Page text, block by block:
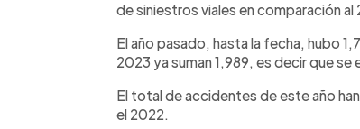
de siniestros viales en comparación al
El año pasado, hasta la fecha, hubo
2023 ya suman 1,989, es decir que
El total de accidentes de este año
el 2022.